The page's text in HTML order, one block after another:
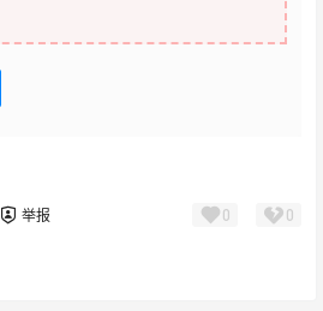
举报 0 0